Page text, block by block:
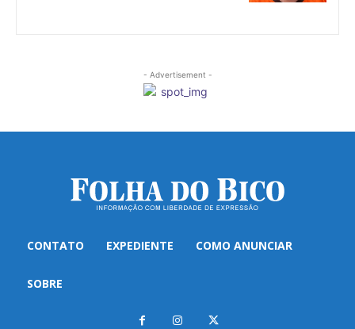
- Advertisement -
CONTATO EXPEDIENTE COMO ANUNCIAR
SOBRE